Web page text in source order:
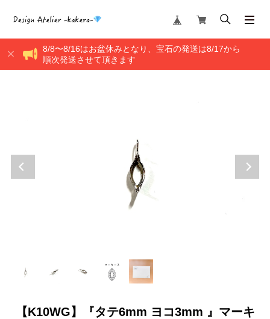
8/8〜8/16はお盆休みとなり、宝石の発送は8/17から
順次発送させて頂きます
【K10WG】『タテ6mm ヨコ3mm 』マーキ